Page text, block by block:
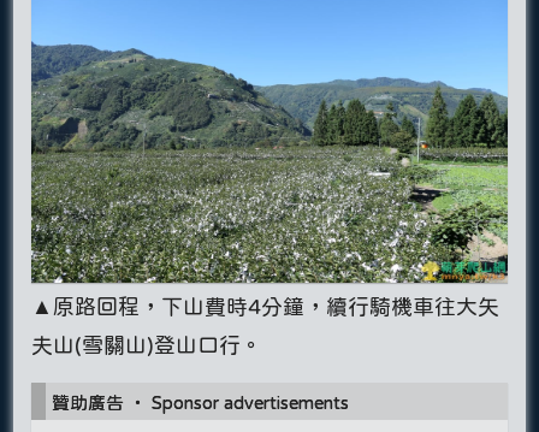
▲原路回程，下山費時4分鐘，續行騎機車往大矢
夫山(雪關山)登山口行。
贊助廣告 ‧ Sponsor advertisements